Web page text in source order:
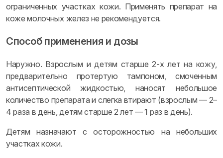
ограниченных участках кожи. Применять препарат на
коже молочных желез не рекомендуется.
Способ применения и дозы
Наружно. Взрослым и детям старше 2-х лет на кожу,
предварительно протертую тампоном, смоченным
антисептической жидкостью, наносят небольшое
количество препарата и слегка втирают (взрослым — 2–
4 раза в день, детям старше 2 лет — 1 раз в день).
Детям назначают с осторожностью на небольших
участках кожи.